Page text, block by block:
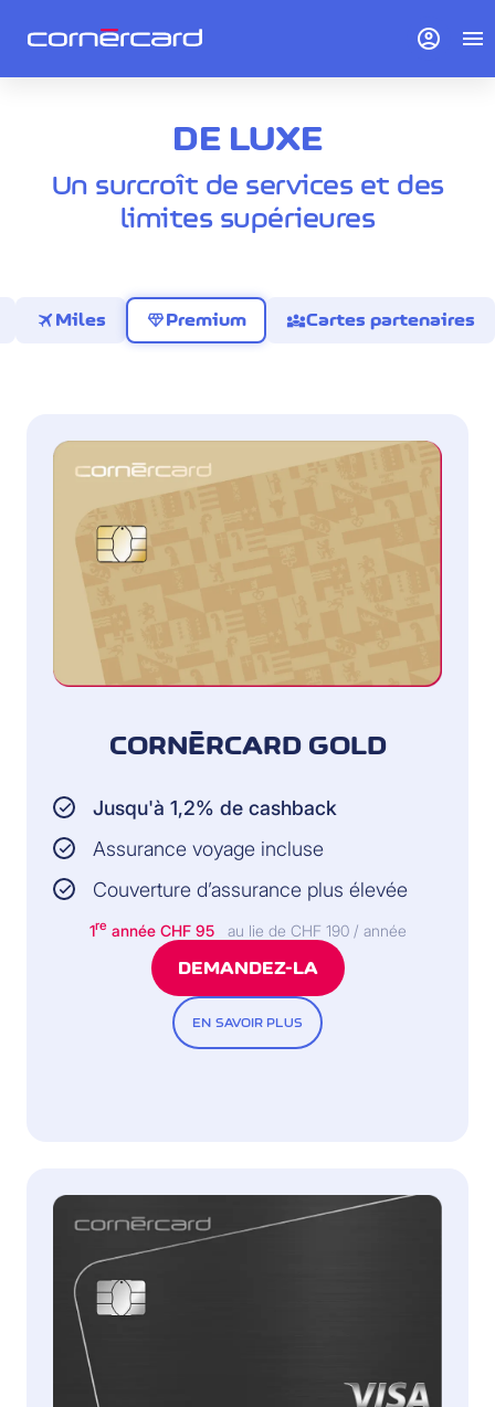
DE LUXE
Un surcroît de services et des
limites supérieures
travel Miles diamondPremium diversity_3Cartes partenaires
CORNÈRCARD GOLD
Jusqu'à 1,2% de cashback
Assurance voyage incluse
Couverture d’assurance plus élevée
1re année CHF 95 au lie de CHF 190 / année
DEMANDEZ-LA
EN SAVOIR PLUS
account_circle menu